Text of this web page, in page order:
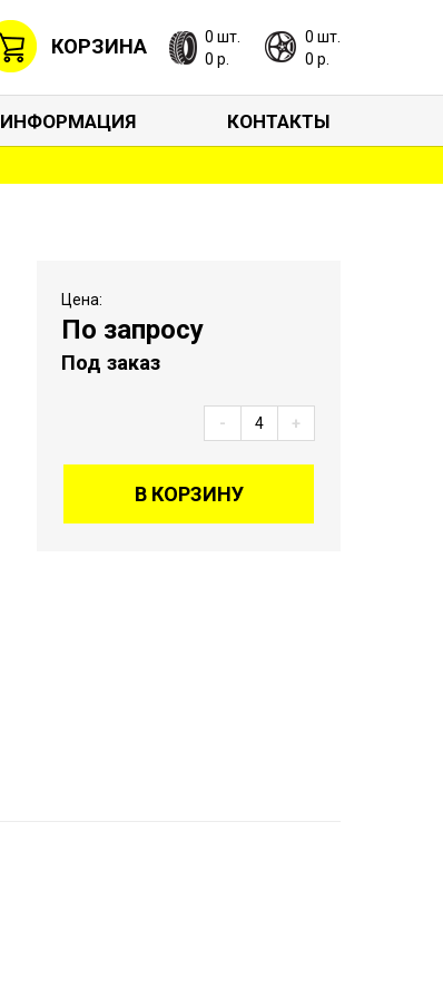
КОРЗИНА
0 шт.
0 р.
0 шт.
0 р.
ИНФОРМАЦИЯ КОНТАКТЫ
Цена:
По запросу
Под заказ
- +
В КОРЗИНУ